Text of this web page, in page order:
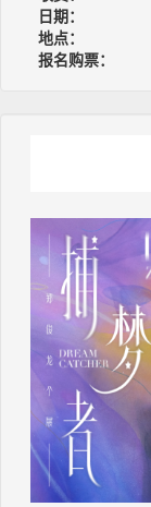
日期：
地点：
报名购票：